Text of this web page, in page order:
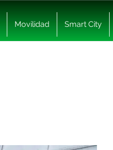
Movilidad Smart City